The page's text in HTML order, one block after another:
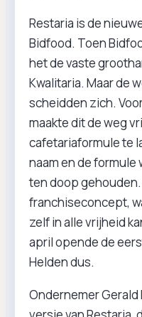
Restaria is de
Bidfood. Toen
het de vaste
Kwalitaria. Maar de
scheidden zich.
maakte dit de weg
cafetariaformule te
naam en de formule
ten doop
franchiseconcept,
zelf in alle vrijheid
april opende de
Helden dus.
Ondernemer Gerald